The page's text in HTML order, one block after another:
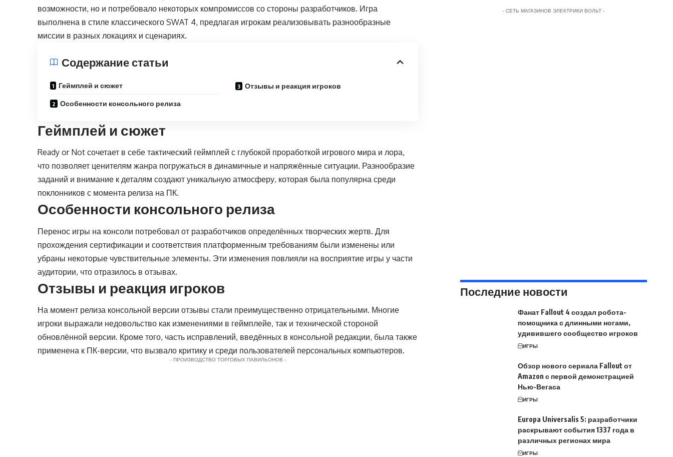
возможности, но и потребовало некоторых компромиссов со стороны разработчиков. Игра
выполнена в стиле классического SWAT 4, предлагая игрокам реализовывать разнообразные
миссии в разных локациях и сценариях.
Содержание статьи
Геймплей и сюжет
Особенности консольного релиза
Отзывы и реакция игроков
Геймплей и сюжет
Ready or Not сочетает в себе тактический геймплей с глубокой проработкой игрового мира и лора,
что позволяет ценителям жанра погружаться в динамичные и напряжённые ситуации. Разнообразие
заданий и внимание к деталям создают уникальную атмосферу, которая была популярна среди
поклонников с момента релиза на ПК.
Особенности консольного релиза
Перенос игры на консоли потребовал от разработчиков определённых творческих жертв. Для
прохождения сертификации и соответствия платформенным требованиям были изменены или
убраны некоторые чувствительные элементы. Эти изменения повлияли на восприятие игры у части
аудитории, что отразилось в отзывах.
Отзывы и реакция игроков
На момент релиза консольной версии отзывы стали преимущественно отрицательными. Многие
игроки выражали недовольство как изменениями в геймплейе, так и технической стороной
обновлённой версии. Кроме того, часть исправлений, введённых в консольной редакции, была также
применена к ПК-версии, что вызвало критику и среди пользователей персональных компьютеров.
- ПРОИЗВОДСТВО ТОРГОВЫХ ПАВИЛЬОНОВ -
- СЕТЬ МАГАЗИНОВ ЭЛЕКТРИКИ ВОЛЬТ -
Последние новости
Фанат Fallout 4 создал робота-
помощника с длинными ногами,
удивившего сообщество игроков
ИГРЫ
Обзор нового сериала Fallout от
Amazon с первой демонстрацией
Нью-Вегаса
ИГРЫ
Europa Universalis 5: разработчики
раскрывают события 1337 года в
различных регионах мира
ИГРЫ